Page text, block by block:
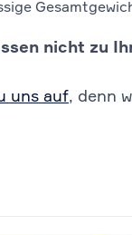
nicht zu
uns auf, denn